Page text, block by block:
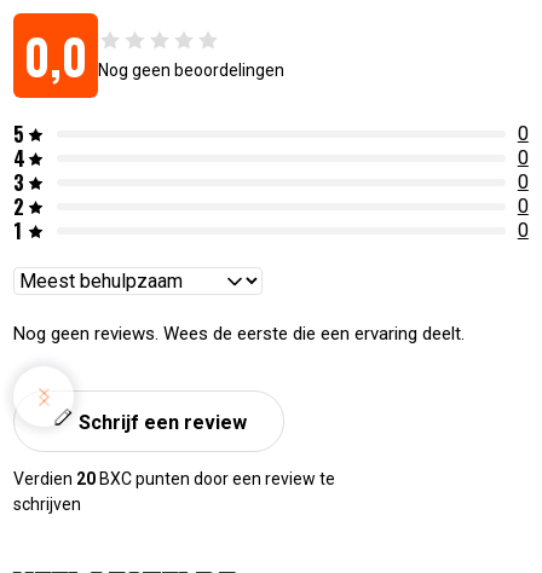
0,0 Nog geen beoordelingen
5 0
4 0
3 0
2 0
1 0
Reviews
Nog geen reviews. Wees de eerste die een ervaring deelt.
Schrijf een review
Verdien 20 BXC punten door een review te
schrijven